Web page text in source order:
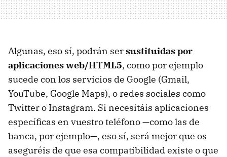
Algunas, eso sí, podrán sersustituidas por
aplicaciones web/HTML5, como por ejemplo
sucede con los servicios de Google (Gmail,
YouTube, Google Maps), o redes sociales como
Twitter o Instagram. Si necesitáis aplicaciones
específicas en vuestro teléfono —como las de
banca, por ejemplo—, eso sí, será mejor que os
aseguréis de que esa compatibilidad existe o que